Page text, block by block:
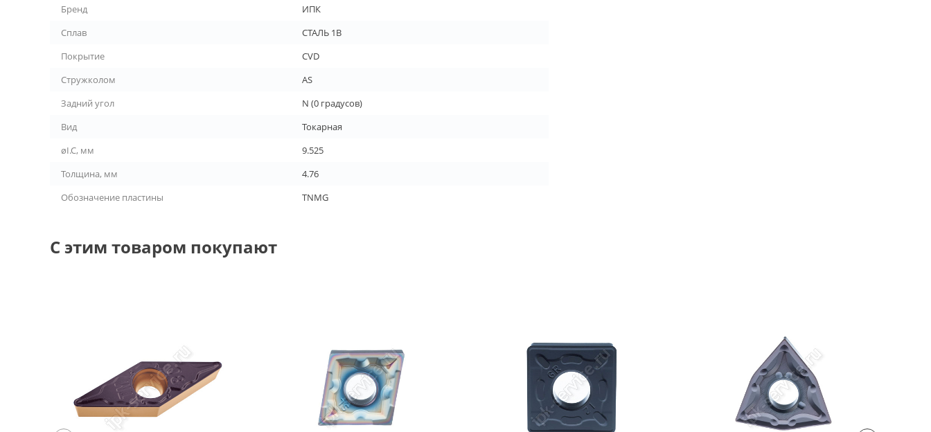
Бренд
ИПК
Сплав
СТАЛЬ 1В
Покрытие
CVD
Стружколом
AS
Задний угол
N (0 градусов)
Вид
Токарная
øI.C, мм
9.525
Толщина, мм
4.76
Обозначение пластины
TNMG
С этим товаром покупают